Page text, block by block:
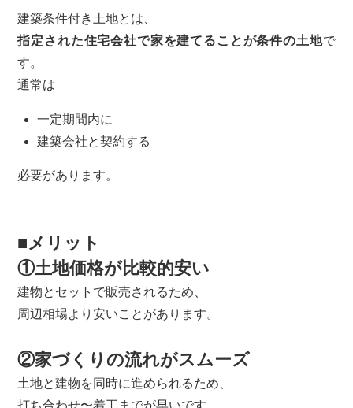
建築条件付き土地とは、
指定された住宅会社で家を建てることが条件の土地で
す。
通常は
一定期間内に
建築会社と契約する
必要があります。
■メリット
①土地価格が比較的安い
建物とセットで販売されるため、
周辺相場より安いことがあります。
②家づくりの流れがスムーズ
土地と建物を同時に進められるため、